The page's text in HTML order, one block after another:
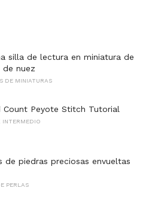
silla de lectura en miniatura de
de nuez
DE MINIATURAS
Count Peyote Stitch Tutorial
INTERMEDIO
de piedras preciosas envueltas
PERLAS